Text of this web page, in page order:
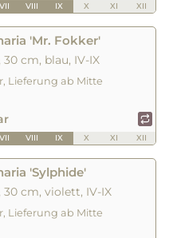
VII VIII IX X XI XII
'Mr. Fokker'
cm, blau, IV-IX
Lieferung ab Mitte
VII VIII IX X XI XII
'Sylphide'
cm, violett, IV-IX
Lieferung ab Mitte